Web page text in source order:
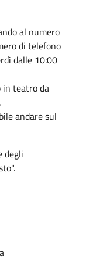
al numero
di telefono
dalle 10:00
in teatro da
andare sul
degli